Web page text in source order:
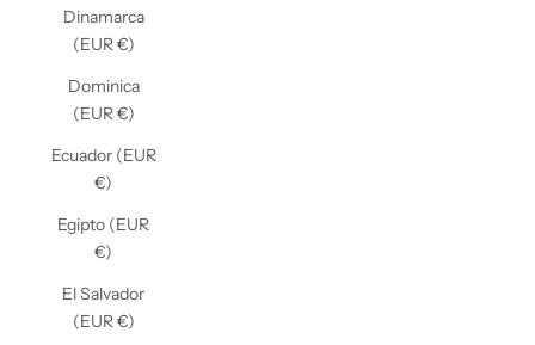
Dinamarca
(EUR €)
Dominica
(EUR €)
Ecuador (EUR
€)
Egipto (EUR
€)
El Salvador
(EUR €)